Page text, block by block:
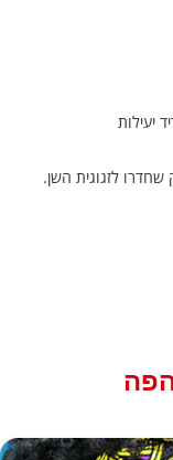
יעילות
לזגוגית השן.